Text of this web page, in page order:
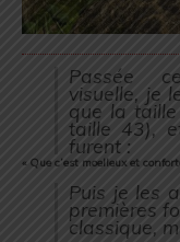
Passée
visuelle, je
que la
taille 43),
furent :
« Que c’est moelleux et
Puis je les
premières
classique,